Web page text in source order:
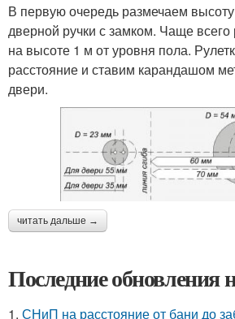
В первую очередь размечаем
дверной ручки с замком. Чаще всего
на высоте 1 м от уровня пола.
расстояние и ставим карандашом
двери.
читать дальше →
Последние обновления
1. СНиП на расстояние от бани до